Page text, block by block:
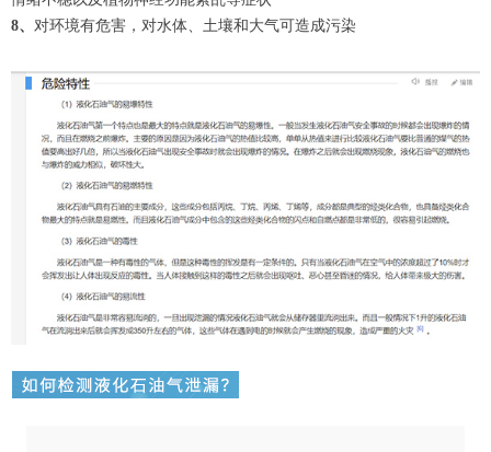
8、 对环境有危害，对水体、土壤和大气可造成污染